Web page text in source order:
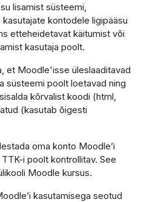
lisamist süsteemi,
kontodele ligipääsu
etteheidetavat käitumist või
kasutaja poolt.
et Moodle'isse üleslaaditavad
süsteemi poolt loetavad ning
kõrvalist koodi (html,
(kasutab õigesti
oma konto Moodle’i
i poolt kontrollitav. See
Moodle kursus.
kasutamisega seotud